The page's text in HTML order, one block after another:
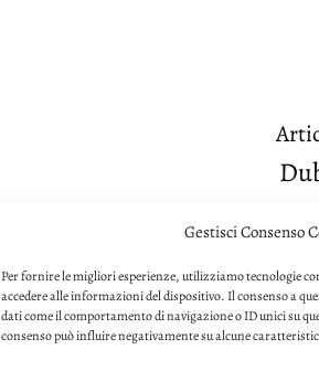
Gestisci Consenso
Per fornire le migliori esperienze, utilizziamo tecnologie
accedere alle informazioni del dispositivo. Il consenso a
dati come il comportamento di navigazione o ID unici su
consenso può influire negativamente su alcune